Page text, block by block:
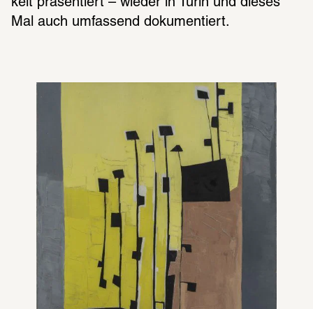
keit präsen­tiert – wieder in Turin und dieses
Mal auch umfas­send doku­men­tiert.